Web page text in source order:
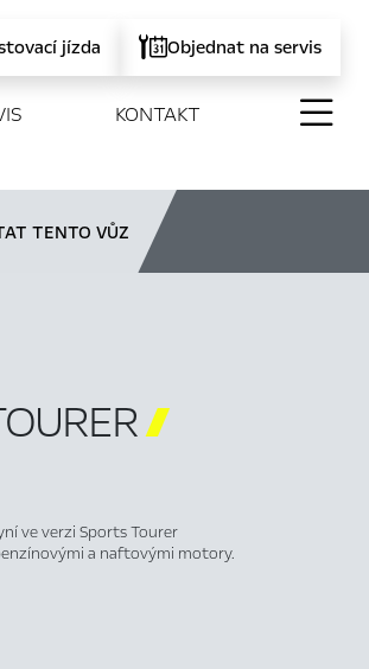
jízda Objednat na servis
KONTAKT
TENTO VŮZ

ve verzi Sports Tourer
a naftovými motory.